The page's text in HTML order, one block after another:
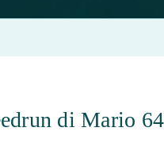
di Mario